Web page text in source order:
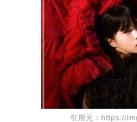
引用元：https://